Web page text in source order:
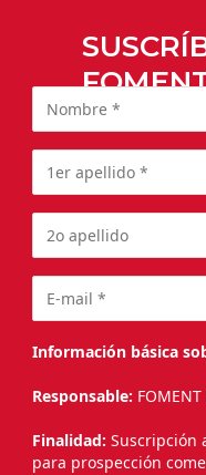
Información básica
Responsable: FOMENT
Finalidad: Suscripción
para prospección